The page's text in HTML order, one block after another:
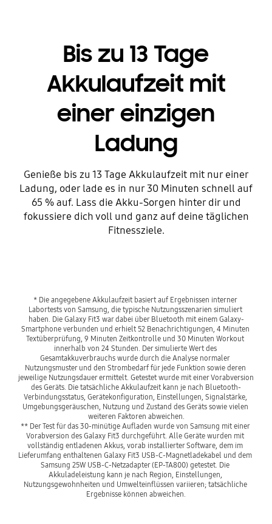
Bis zu 13 Tage
Akkulaufzeit mit
einer einzigen
Ladung
Genieße bis zu 13 Tage Akkulaufzeit mit nur einer
Ladung, oder lade es in nur 30 Minuten schnell auf
65 % auf. Lass die Akku-Sorgen hinter dir und
fokussiere dich voll und ganz auf deine täglichen
Fitnessziele.
* Die angegebene Akkulaufzeit basiert auf Ergebnissen interner
Labortests von Samsung, die typische Nutzungsszenarien simuliert
haben. Die Galaxy Fit3 war dabei über Bluetooth mit einem Galaxy-
Smartphone verbunden und erhielt 52 Benachrichtigungen, 4 Minuten
Textüberprüfung, 9 Minuten Zeitkontrolle und 30 Minuten Workout
innerhalb von 24 Stunden. Der simulierte Wert des
Gesamtakkuverbrauchs wurde durch die Analyse normaler
Nutzungsmuster und den Strombedarf für jede Funktion sowie deren
jeweilige Nutzungsdauer ermittelt. Getestet wurde mit einer Vorabversion
des Geräts. Die tatsächliche Akkulaufzeit kann je nach Bluetooth-
Verbindungsstatus, Gerätekonfiguration, Einstellungen, Signalstärke,
Umgebungsgeräuschen, Nutzung und Zustand des Geräts sowie vielen
weiteren Faktoren abweichen.
** Der Test für das 30-minütige Aufladen wurde von Samsung mit einer
Vorabversion des Galaxy Fit3 durchgeführt. Alle Geräte wurden mit
vollständig entladenen Akkus, vorab installierter Software, dem im
Lieferumfang enthaltenen Galaxy Fit3 USB-C-Magnetladekabel und dem
Samsung 25W USB-C-Netzadapter (EP-TA800) getestet. Die
Akkuladeleistung kann je nach Region, Einstellungen,
Nutzungsgewohnheiten und Umwelteinflüssen variieren; tatsächliche
Ergebnisse können abweichen.